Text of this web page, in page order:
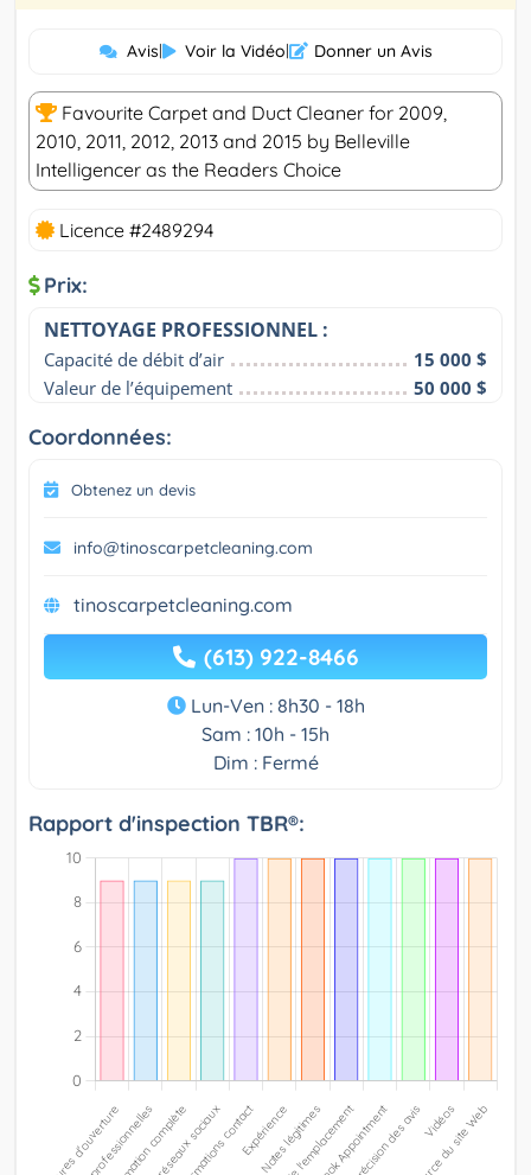
Avis| Voir la Vidéo| Donner un Avis
Favourite Carpet and Duct Cleaner for 2009,
2010, 2011, 2012, 2013 and 2015 by Belleville
Intelligencer as the Readers Choice
Licence #2489294
Prix:
NETTOYAGE PROFESSIONNEL :
Capacité de débit d’air
15 000 $
Valeur de l’équipement
50 000 $
Coordonnées:
Obtenez un devis
info@tinoscarpetcleaning.com
tinoscarpetcleaning.com
(613) 922-8466
Lun-Ven : 8h30 - 18h
Sam : 10h - 15h
Dim : Fermé
Rapport d'inspection TBR®: